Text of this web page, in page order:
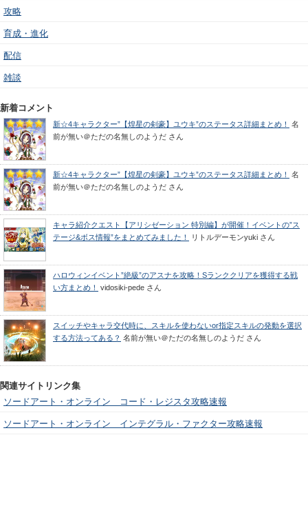
攻略
育成・進化
配信
雑談
新着コメント
新☆4キャラクター”【煌星の剣豪】ユウキ”のステータス詳細まとめ！
名
前が無い＠ただの名無しのようだ さん
新☆4キャラクター”【煌星の剣豪】ユウキ”のステータス詳細まとめ！
名
前が無い＠ただの名無しのようだ さん
キャラ紹介クエスト【アリシゼーション 特別編】が開催！イベントの”ス
テージ&ボス情報”をまとめてみました！
リトルデーモンyuki さん
ハロウィンイベント”絶級”のアスナを攻略！Sランククリアを獲得する戦
い方まとめ！
vidosiki-pede さん
スイッチやキャラ交代時に、スキルを使わないor指定スキルの発動を選択
する方法ってある？ 名前が無い＠ただの名無しのようだ さん
関連サイトリンク集
ソードアート・オンライン コード・レジスタ攻略速報
ソードアート・オンライン インテグラル・ファクター攻略速報